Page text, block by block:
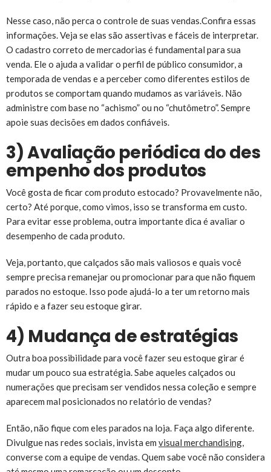
Nesse caso, não perca o controle de suas vendas.Confira essas
informações. Veja se elas são assertivas e fáceis de interpretar.
O cadastro correto de mercadorias é fundamental para sua
venda. Ele o ajuda a validar o perfil de público consumidor, a
temporada de vendas e a perceber como diferentes estilos de
produtos se comportam quando mudamos as variáveis. Não
administre com base no “achismo” ou no “chutômetro”. Sempre
apoie suas decisões em dados confiáveis.
3) Avaliação periódica do des
empenho dos produtos
Você gosta de ficar com produto estocado? Provavelmente não,
certo? Até porque, como vimos, isso se transforma em custo.
Para evitar esse problema, outra importante dica é avaliar o
desempenho de cada produto.
Veja, portanto, que calçados são mais valiosos e quais você
sempre precisa remanejar ou promocionar para que não fiquem
parados no estoque. Isso pode ajudá-lo a ter um retorno mais
rápido e a fazer seu estoque girar.
4) Mudança de estratégias
Outra boa possibilidade para você fazer seu estoque girar é
mudar um pouco sua estratégia. Sabe aqueles calçados ou
numerações que precisam ser vendidos nessa coleção e sempre
aparecem mal posicionados no relatório de vendas?
Então, não fique com eles parados na loja. Faça algo diferente.
Divulgue nas redes sociais, invista em visual merchandising
converse com a equipe de vendas. Quem sabe você não considera